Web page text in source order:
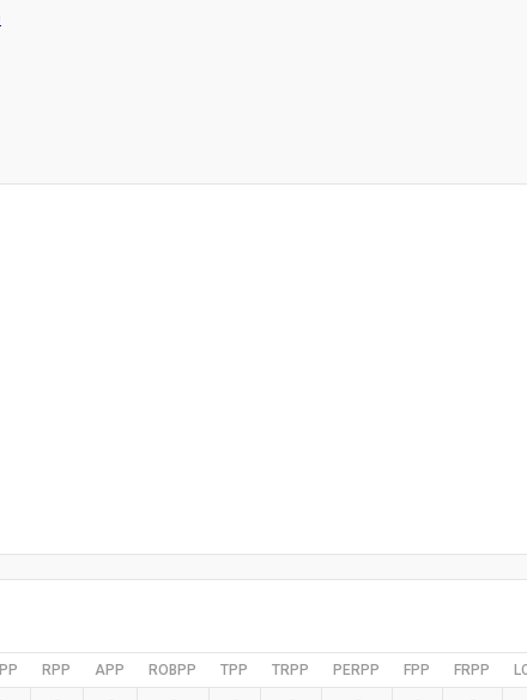
RPP APP ROBPP TPP TRPP PERPP FPP FRPP